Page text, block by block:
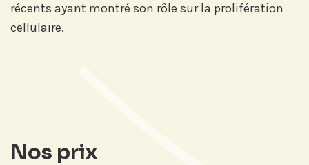
récents ayant montré son rôle sur la prolifération
cellulaire.
Nos prix
Prix Projets de Recherche